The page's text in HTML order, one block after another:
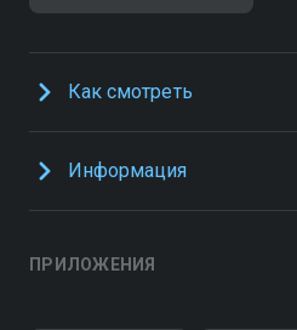
Как смотреть
Информация
ПРИЛОЖЕНИЯ